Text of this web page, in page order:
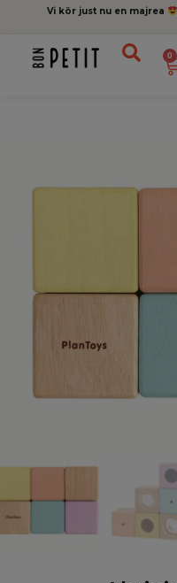
Vi kör just nu en majrea
0